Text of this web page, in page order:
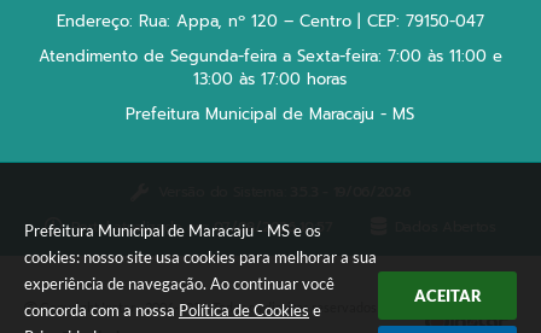
Prefeitura Municipal de Maracaju - MS e os
cookies: nosso site usa cookies para melhorar a sua
experiência de navegação. Ao continuar você
concorda com a nossa Política de Cookies e
ACEITAR
Endereço: Rua: Appa, nº 120 – Centro | CEP: 79150-047
Atendimento de Segunda-feira a Sexta-feira: 7:00 às 11:00 e
13:00 às 17:00 horas
Prefeitura Municipal de Maracaju - MS
Portal atualizado em:07/08/2026 10:57
Copyright Instar - 2006-2026. Todos os direitos reservados -